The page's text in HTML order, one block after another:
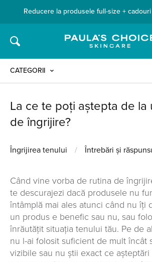
Reducere la produsele full-size + cadouri
Caută
CATEGORII
La ce te poți aștepta de la
de îngrijire?
Îngrijirea tenului / Întrebări și
Când vine vorba de rutina de
te descurajezi dacă produsele nu
întâmplă mai ales atunci când nu îți
un produs e benefic sau nu, sau
înrăutățit situația tenului tău. Pe de
nu l-ai folosit suficient de mult încât
vizibile sau nu știi exact ce așteptări